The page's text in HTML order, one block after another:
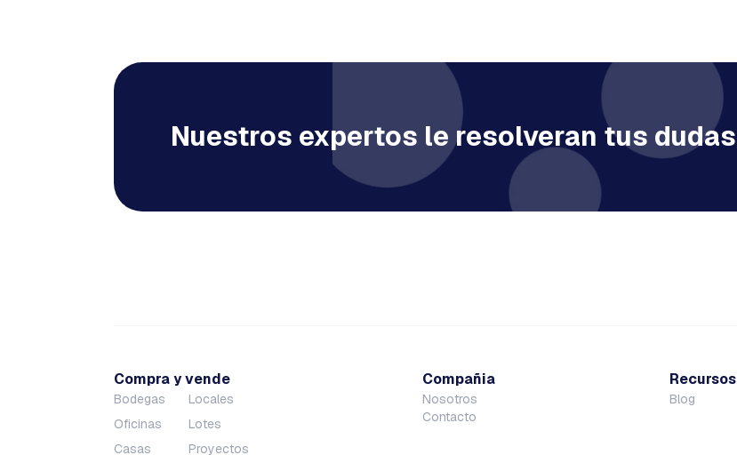
Nuestros expertos le resolveran tus dudas
Compra y vende
Bodegas
Locales
Oficinas
Lotes
Casas
Proyectos
Compañia
Nosotros
Contacto
Recursos
Blog